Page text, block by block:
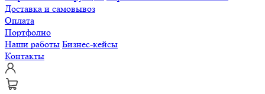
Доставка и самовывоз
Оплата
Портфолио
Наши работы Бизнес-кейсы
Контакты